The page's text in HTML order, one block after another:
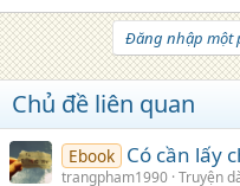
Đăng nhập một
Chủ đề liên quan
Ebook Có cần lấy
trangpham1990 Truyện